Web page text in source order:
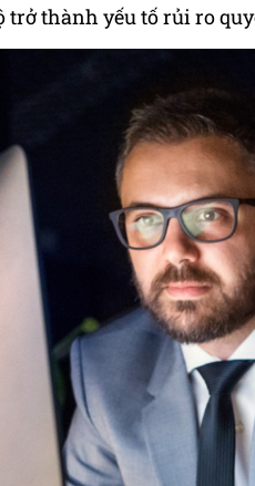
trở thành yếu tố rủi ro